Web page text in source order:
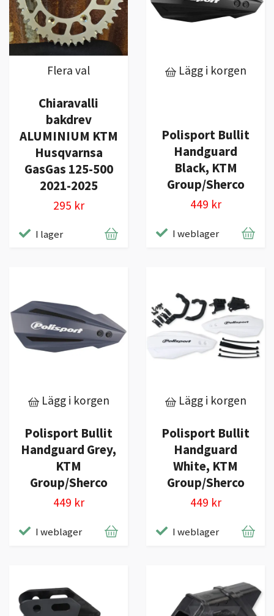
Flera val
Chiaravalli
bakdrev
ALUMINIUM KTM
Husqvarnsa
GasGas 125-500
2021-2025
295 kr
I lager
Lägg i korgen
Polisport Bullit
Handguard
Black, KTM
Group/Sherco
449 kr
I weblager
Lägg i korgen
Polisport Bullit
Handguard Grey,
KTM
Group/Sherco
449 kr
I weblager
Lägg i korgen
Polisport Bullit
Handguard
White, KTM
Group/Sherco
449 kr
I weblager